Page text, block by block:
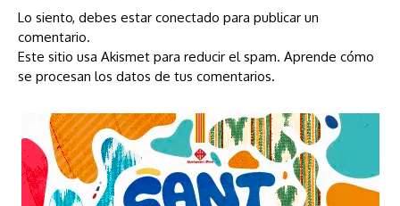
Lo siento, debes estar conectado para publicar un
comentario.
Este sitio usa Akismet para reducir el spam. Aprende cómo
se procesan los datos de tus comentarios.